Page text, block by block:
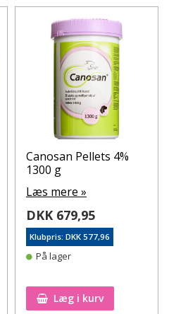
Canosan Pellets 4%
1300 g
Læs mere »
DKK 679,95
Klubpris: DKK 577,96
På lager
Læg i kurv